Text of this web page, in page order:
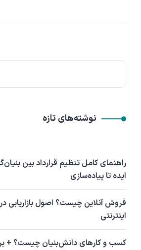
نوشته‌های تازه
راهنمای کامل تنظیم قرارداد بین
ایده تا پیاده‌سازی
فروش آنلاین چیست؟ اصول بازاریابی
اینترنتی
کسب و کارهای دانش‌بنیان چیست؟ +